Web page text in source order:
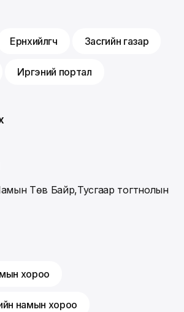
Ерөнхийлөгч Засгийн газар
Иргэний портал
Төв Байр,Тусгаар тогтнолын
хороо
намын хороо